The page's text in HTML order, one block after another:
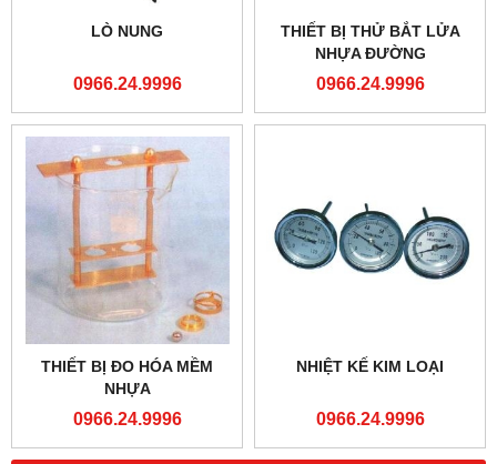
LÒ NUNG
0966.24.9996
THIẾT BỊ THỬ BẮT LỬA
NHỰA ĐƯỜNG
0966.24.9996
THIẾT BỊ ĐO HÓA MỀM
NHỰA
0966.24.9996
NHIỆT KẾ KIM LOẠI
0966.24.9996